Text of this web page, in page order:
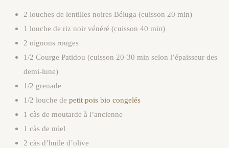
2 louches de lentilles noires Béluga (cuisson 20 min)
1 louche de riz noir vénéré (cuisson 40 min)
2 oignons rouges
1/2 Courge Patidou (cuisson 20-30 min selon l’épaisseur des
demi-lune)
1/2 grenade
1/2 louche depetit pois bio congelés
1 càs de moutarde à l’ancienne
1 càs de miel
2 càs d’huile d’olive